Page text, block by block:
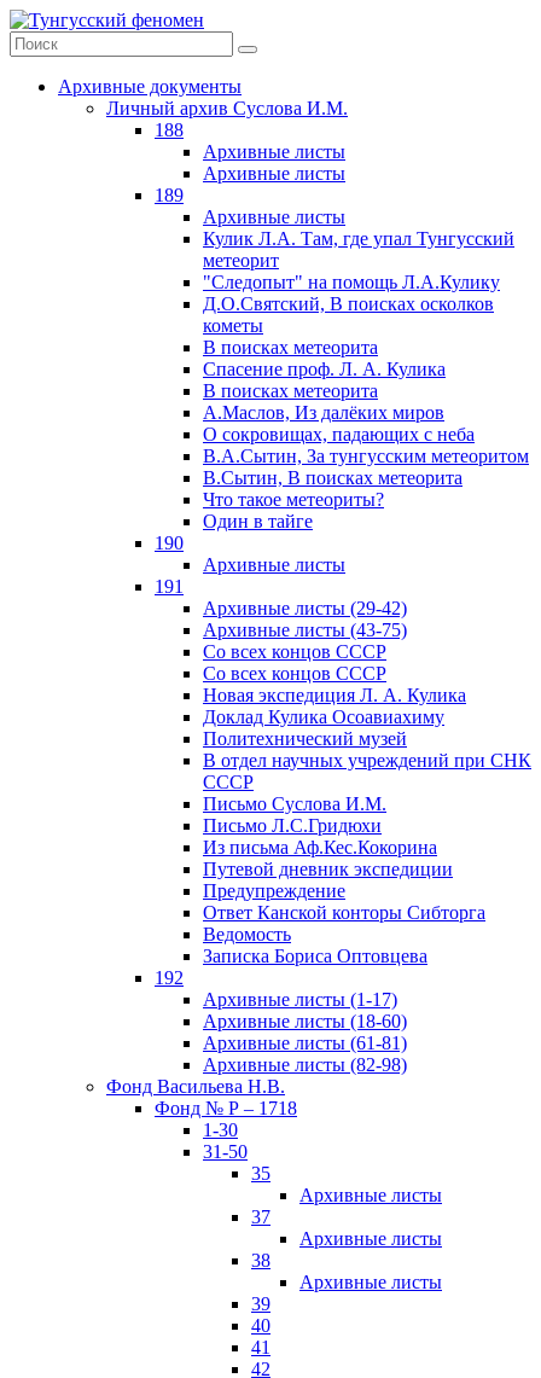
Архивные документы
Личный архив Суслова И.М.
188
Архивные листы
Архивные листы
189
Архивные листы
Кулик Л.А. Там, где упал Тунгусский
метеорит
"Следопыт" на помощь Л.А.Кулику
Д.О.Святский, В поисках осколков
кометы
В поисках метеорита
Спасение проф. Л. А. Кулика
В поисках метеорита
А.Маслов, Из далёких миров
О сокровищах, падающих с неба
В.А.Сытин, За тунгусским метеоритом
В.Сытин, В поисках метеорита
Что такое метеориты?
Один в тайге
190
Архивные листы
191
Архивные листы (29-42)
Архивные листы (43-75)
Со всех концов СССР
Со всех концов СССР
Новая экспедиция Л. А. Кулика
Доклад Кулика Осоавиахиму
Политехнический музей
В отдел научных учреждений при СНК
СССР
Письмо Суслова И.М.
Письмо Л.С.Гридюхи
Из письма Аф.Кес.Кокорина
Путевой дневник экспедиции
Предупреждение
Ответ Канской конторы Сибторга
Ведомость
Записка Бориса Оптовцева
192
Архивные листы (1-17)
Архивные листы (18-60)
Архивные листы (61-81)
Архивные листы (82-98)
Фонд Васильева Н.В.
Фонд № Р – 1718
1-30
31-50
35
Архивные листы
37
Архивные листы
38
Архивные листы
39
40
41
42